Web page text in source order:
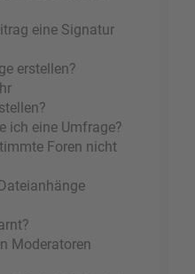
eine Signatur
erstellen?
ich eine Umfrage?
Foren nicht
Moderatoren